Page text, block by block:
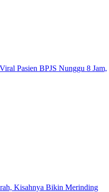
Pasien BPJS Nunggu 8 Jam,
Kisahnya Bikin Merinding